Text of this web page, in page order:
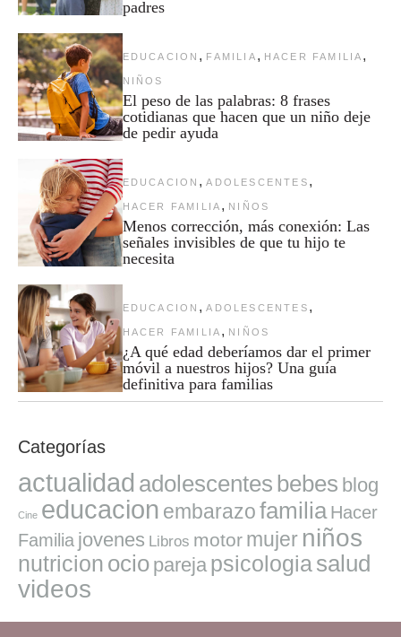
padres
EDUCACION , FAMILIA , HACER FAMILIA ,
NIÑOS
El peso de las palabras: 8 frases
cotidianas que hacen que un niño deje
de pedir ayuda
EDUCACION , ADOLESCENTES ,
HACER FAMILIA , NIÑOS
Menos corrección, más conexión: Las
señales invisibles de que tu hijo te
necesita
EDUCACION , ADOLESCENTES ,
HACER FAMILIA , NIÑOS
¿A qué edad deberíamos dar el primer
móvil a nuestros hijos? Una guía
definitiva para familias
Categorías
actualidad adolescentes bebes blog
Cine educacion embarazofamilia Hacer
Familia jovenes Libros motor mujer niños
nutricion ocio pareja psicologiasalud
videos